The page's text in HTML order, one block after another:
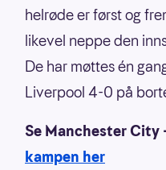
helrøde er først og
likevel neppe den
De har møttes én
Liverpool 4-0 på
Se Manchester City
kampen her